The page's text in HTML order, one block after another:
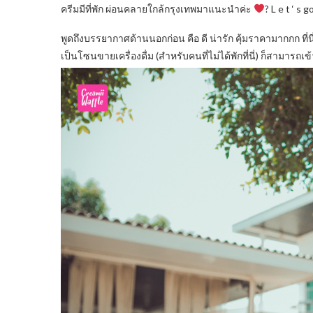
ครีมมีที่พัก ผ่อนคลายใกล้กรุงเทพมาแนะนำค่ะ ? L e t ‘ s
พูดถึงบรรยากาศด้านนอกก่อน คือ ดี น่ารัก คุ้มราคามากกก
เป็นโซนขายเครื่องดื่ม (สำหรับคนที่ไม่ได้พักที่นี่) ก็สามารถเ